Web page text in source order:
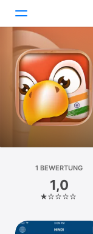
Heute
Spiele
Apps
Plattform
iPhone
iPad
1 BEWERTUNG
1,0